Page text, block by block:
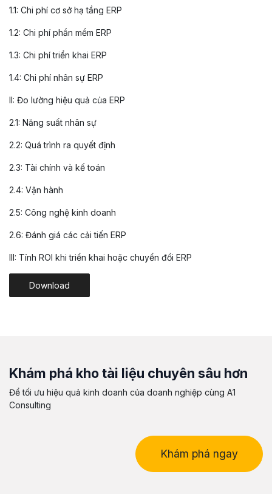
1.1: Chi phí cơ sở hạ tầng ERP
1.2: Chi phí phần mềm ERP
1.3: Chi phí triển khai ERP
1.4: Chi phí nhân sự ERP
II: Đo lường hiệu quả của ERP
2.1: Năng suất nhân sự
2.2: Quá trình ra quyết định
2.3: Tài chính và kế toán
2.4: Vận hành
2.5: Công nghệ kinh doanh
2.6: Đánh giá các cải tiến ERP
III: Tính ROI khi triển khai hoặc chuyển đổi ERP
Download
Khám phá kho tài liệu chuyên sâu hơn
Để tối ưu hiệu quả kinh doanh của doanh nghiệp cùng A1
Consulting
Khám phá ngay